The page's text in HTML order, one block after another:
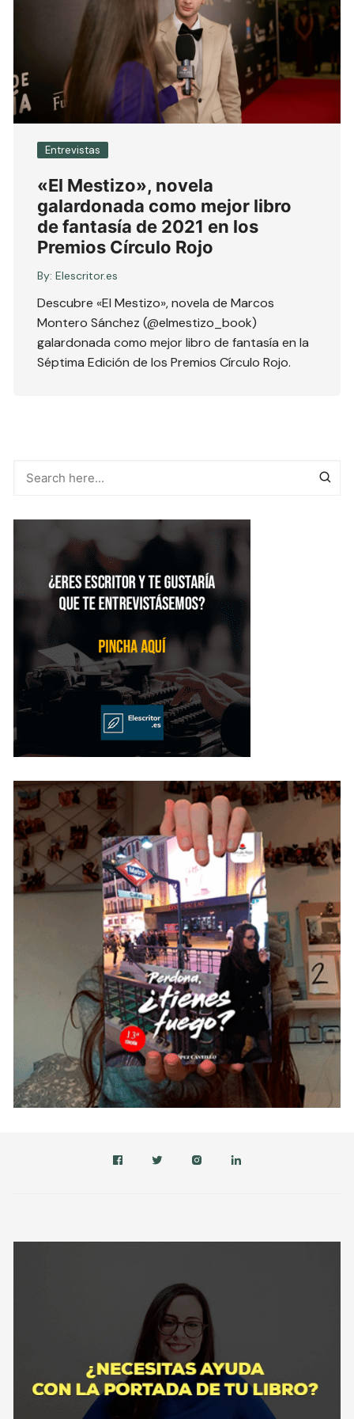
Entrevistas
«El Mestizo», novela
galardonada como mejor libro
de fantasía de 2021 en los
Premios Círculo Rojo
By: Elescritor.es
Descubre «El Mestizo», novela de Marcos
Montero Sánchez (@elmestizo_book)
galardonada como mejor libro de fantasía en la
Séptima Edición de los Premios Círculo Rojo.